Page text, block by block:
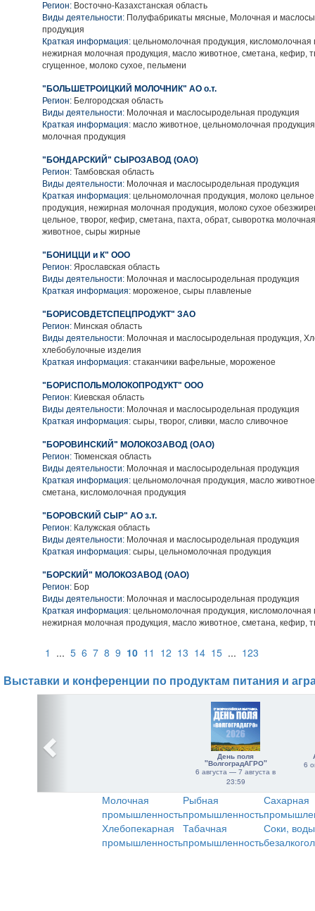
Регион: Восточно-Казахстанская область
Виды деятельности: Полуфабрикаты мясные, Молочная и
продукция
Краткая информация: цельномолочная продукция, кисломолочная
нежирная молочная продукция, масло животное, сметана, кефир,
сгущенное, молоко сухое, пельмени
"БОЛЬШЕТРОИЦКИЙ МОЛОЧНИК" АО о.т.
Регион: Белгородская область
Виды деятельности: Молочная и маслосыродельная продукция
Краткая информация: масло животное, цельномолочная
молочная продукция
"БОНДАРСКИЙ" СЫРОЗАВОД (ОАО)
Регион: Тамбовская область
Виды деятельности: Молочная и маслосыродельная продукция
Краткая информация: цельномолочная продукция, молоко
продукция, нежирная молочная продукция, молоко сухое
цельное, творог, кефир, сметана, пахта, обрат, сыворотка
животное, сыры жирные
"БОНИЦЦИ и К" ООО
Регион: Ярославская область
Виды деятельности: Молочная и маслосыродельная продукция
Краткая информация: мороженое, сыры плавленые
"БОРИСОВДЕТСПЕЦПРОДУКТ" ЗАО
Регион: Минская область
Виды деятельности: Молочная и маслосыродельная продукция,
хлебобулочные изделия
Краткая информация: стаканчики вафельные, мороженое
"БОРИСПОЛЬМОЛОКОПРОДУКТ" ООО
Регион: Киевская область
Виды деятельности: Молочная и маслосыродельная продукция
Краткая информация: сыры, творог, сливки, масло сливочное
"БОРОВИНСКИЙ" МОЛОКОЗАВОД (ОАО)
Регион: Тюменская область
Виды деятельности: Молочная и маслосыродельная продукция
Краткая информация: цельномолочная продукция, масло
сметана, кисломолочная продукция
"БОРОВСКИЙ СЫР" АО з.т.
Регион: Калужская область
Виды деятельности: Молочная и маслосыродельная продукция
Краткая информация: сыры, цельномолочная продукция
"БОРСКИЙ" МОЛОКОЗАВОД (ОАО)
Регион: Бор
Виды деятельности: Молочная и маслосыродельная продукция
Краткая информация: цельномолочная продукция, кисломолочная
нежирная молочная продукция, масло животное, сметана, кефир,
1 ... 5 6 7 8 9 10 11 12 13 14 15 ... 123
Выставки и конференции по продуктам питания и
День поля
"ВолгоградАГРО"
6 августа — 7 августа в
23:59
6
Молочная
промышленность
Рыбная
промышленность
Сахарная
Хлебопекарная
промышленность
Табачная
промышленность
Соки,